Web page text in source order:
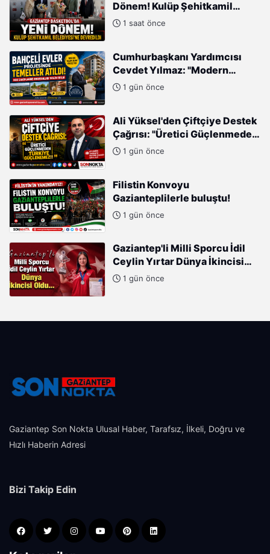
Dönem! Kulüp Şehitkamil
Belediyesi’ne Devredildi
1 saat önce
Cumhurbaşkanı Yardımcısı
Cevdet Yılmaz: "Modern
Türkiye'nin İmarında
1 gün önce
Ali Yüksel'den Çiftçiye Destek
Çağrısı: "Üretici Güçlenmeden
Türkiye Güçlenemez!"
1 gün önce
Filistin Konvoyu
Gazianteplilerle buluştu!
1 gün önce
Gaziantep'li Milli Sporcu İdil
Ceylin Yırtar Dünya İkincisi
Oldu1 gün önce
Gaziantep Son Nokta Ulusal Haber, Tarafsız, İlkeli, Doğru ve
Hızlı Haberin Adresi
Bizi Takip Edin